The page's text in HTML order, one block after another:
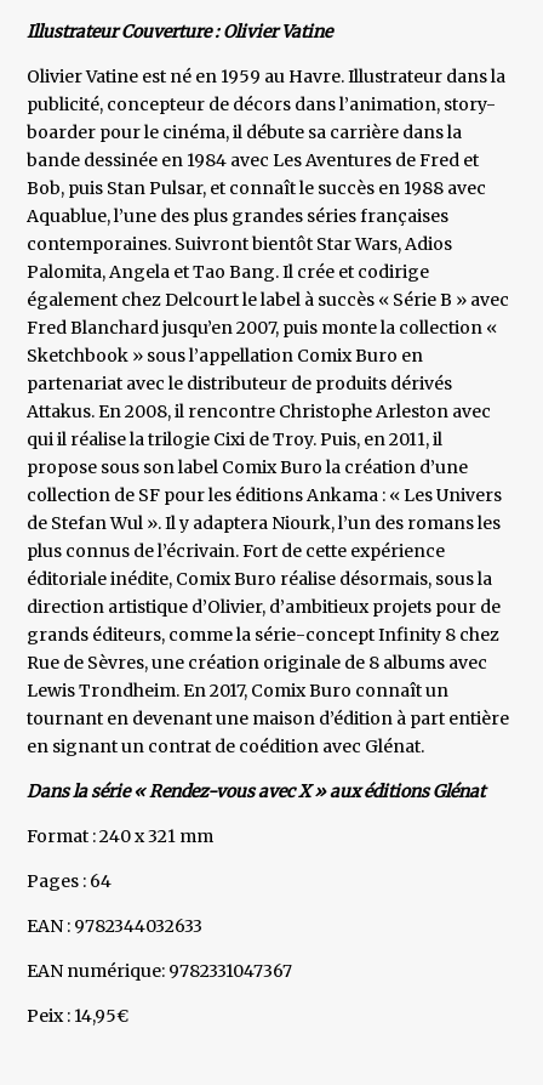
Illustrateur Couverture : Olivier Vatine
Olivier Vatine est né en 1959 au Havre. Illustrateur dans la
publicité, concepteur de décors dans l’animation, story-
boarder pour le cinéma, il débute sa carrière dans la
bande dessinée en 1984 avec Les Aventures de Fred et
Bob, puis Stan Pulsar, et connaît le succès en 1988 avec
Aquablue, l’une des plus grandes séries françaises
contemporaines. Suivront bientôt Star Wars, Adios
Palomita, Angela et Tao Bang. Il crée et codirige
également chez Delcourt le label à succès « Série B » avec
Fred Blanchard jusqu’en 2007, puis monte la collection «
Sketchbook » sous l’appellation Comix Buro en
partenariat avec le distributeur de produits dérivés
Attakus. En 2008, il rencontre Christophe Arleston avec
qui il réalise la trilogie Cixi de Troy. Puis, en 2011, il
propose sous son label Comix Buro la création d’une
collection de SF pour les éditions Ankama : « Les Univers
de Stefan Wul ». Il y adaptera Niourk, l’un des romans les
plus connus de l’écrivain. Fort de cette expérience
éditoriale inédite, Comix Buro réalise désormais, sous la
direction artistique d’Olivier, d’ambitieux projets pour de
grands éditeurs, comme la série-concept Infinity 8 chez
Rue de Sèvres, une création originale de 8 albums avec
Lewis Trondheim. En 2017, Comix Buro connaît un
tournant en devenant une maison d’édition à part entière
en signant un contrat de coédition avec Glénat.
Dans la série « Rendez-vous avec X » aux éditions Glénat
Format : 240 x 321 mm
Pages : 64
EAN : 9782344032633
EAN numérique: 9782331047367
Peix : 14,95€